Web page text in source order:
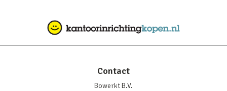
Contact
Bowerkt B.V.